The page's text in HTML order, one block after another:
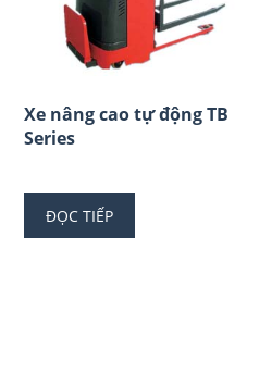
Xe nâng cao tự động TB
Series
ĐỌC TIẾP